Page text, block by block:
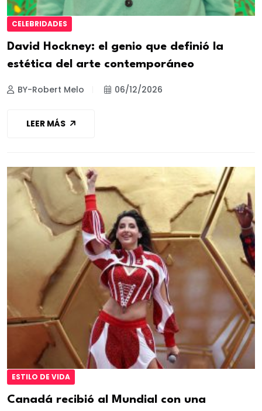
CELEBRIDADES
David Hockney: el genio que definió la
estética del arte contemporáneo
BY-Robert Melo 06/12/2026
LEER MÁS
ESTILO DE VIDA
Canadá recibió al Mundial con una